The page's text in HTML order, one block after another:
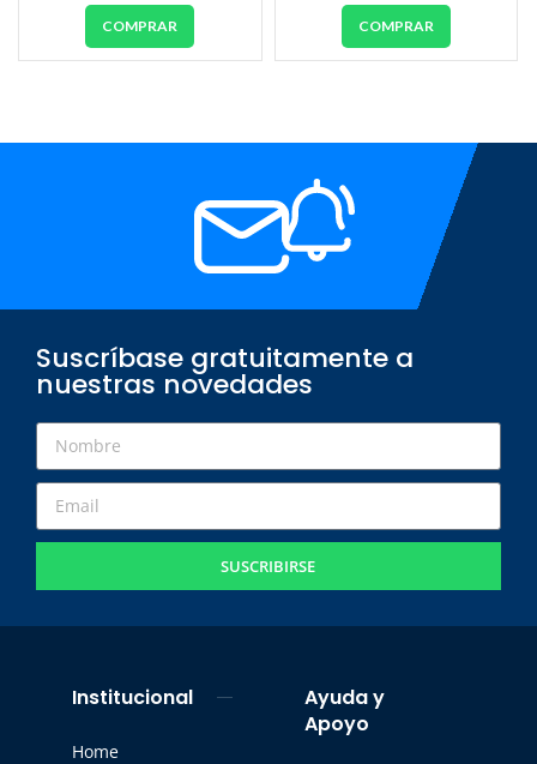
COMPRAR COMPRAR
Suscríbase gratuitamente a
nuestras novedades
SUSCRIBIRSE
Institucional
Home
Ayuda y
Apoyo